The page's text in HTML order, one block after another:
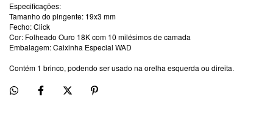
Especificações:
Tamanho do pingente: 19x3 mm
Fecho: Click
Cor: Folheado Ouro 18K com 10 milésimos de camada
Embalagem: Caixinha Especial WAD
Contém 1 brinco, podendo ser usado na orelha esquerda ou direita.